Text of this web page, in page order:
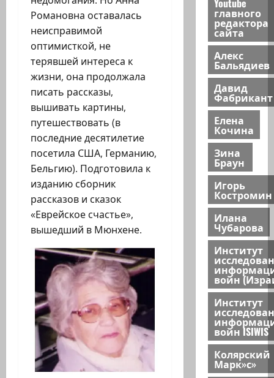
Романовна оставалась
неисправимой
оптимисткой, не
терявшей интереса к
жизни, она продолжала
писать рассказы,
вышивать картины,
путешествовать (в
последние десятилетие
посетила США, Германию,
Бельгию). Подготовила к
изданию сборник
рассказов и сказок
«Еврейское счастье»,
вышедший в Мюнхене.
главного
редактора
сайта
Алекс
Бальядиев
Давид
Фабрикант
Елена
Кочина
Зина
Браун
Игорь
Костромин
Илана
Чубарова
Институт
войн
Институт
войн ISIWIS
Колярский
Марк»с»